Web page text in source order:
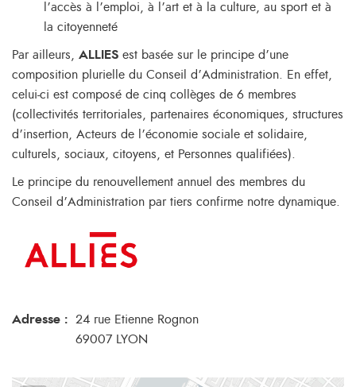
l’accès à l’emploi, à l’art et à la culture, au sport et à
la citoyenneté
Par ailleurs, ALLIES est basée sur le principe d’une
composition plurielle du Conseil d’Administration. En effet,
celui-ci est composé de cinq collèges de 6 membres
(collectivités territoriales, partenaires économiques, structures
d’insertion, Acteurs de l’économie sociale et solidaire,
culturels, sociaux, citoyens, et Personnes qualifiées).
Le principe du renouvellement annuel des membres du
Conseil d’Administration par tiers confirme notre dynamique.
Adresse :
24 rue Etienne Rognon
69007 LYON